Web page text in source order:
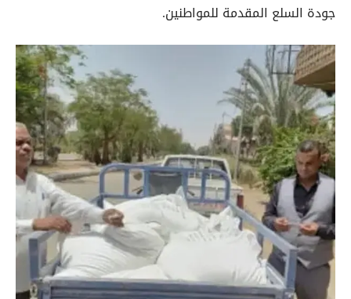
جودة السلع المقدمة للمواطنين.